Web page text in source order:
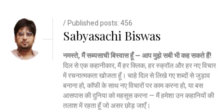
/ Published posts: 456
Sabyasachi Biswas
नमस्ते, मैं सब्यसाची बिस्वास हूँ — आप मुझे सबी भी कह सकते हैं!
दिल से एक कहानीकार, मैं हर क्लिक, हर स्क्रॉल और हर नए विचार
में रचनात्मकता खोजता हूँ। चाहे दिल से लिखे गए शब्दों से जुड़ाव
बनाना हो, कॉफी के साथ नए विचारों पर काम करना हो, या बस
आसपास की दुनिया को महसूस करना — मैं हमेशा उन कहानियों की
तलाश में रहता हूँ जो असर छोड़ जाएँ।